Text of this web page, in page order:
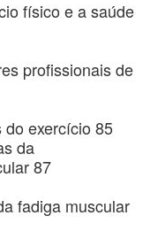
físico e a saúde
profissionais de
exercício 85
da
87
fadiga muscular